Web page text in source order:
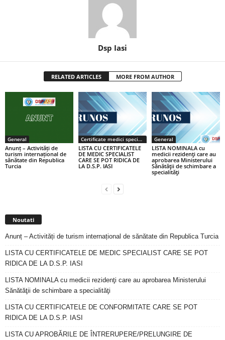
Dsp Iasi
RELATED ARTICLES MORE FROM AUTHOR
General
Anunț – Activități de
turism internațional de
sănătate din Republica
Turcia
Certificate medici specialiști / primari
LISTA CU CERTIFICATELE
DE MEDIC SPECIALIST
CARE SE POT RIDICA DE
LA D.S.P. IASI
General
LISTA NOMINALA cu
medicii rezidenţi care au
aprobarea Ministerului
Sănătăţii de schimbare a
specialităţi
Noutati
Anunț – Activități de turism internațional de sănătate din Republica Turcia
LISTA CU CERTIFICATELE DE MEDIC SPECIALIST CARE SE POT
RIDICA DE LA D.S.P. IASI
LISTA NOMINALA cu medicii rezidenţi care au aprobarea Ministerului
Sănătăţii de schimbare a specialităţi
LISTA CU CERTIFICATELE DE CONFORMITATE CARE SE POT
RIDICA DE LA D.S.P. IASI
LISTA CU APROBĂRILE DE ÎNTRERUPERE/PRELUNGIRE DE